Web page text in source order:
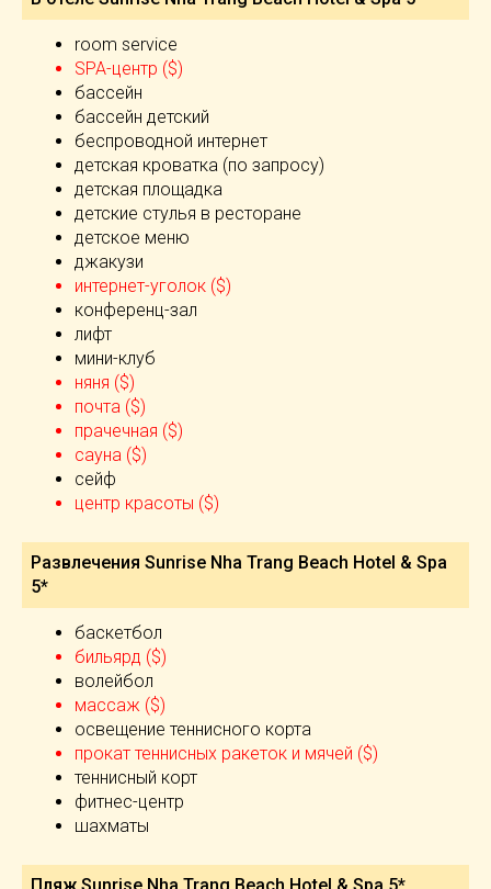
room service
SPA-центр ($)
бассейн
бассейн детский
беспроводной интернет
детская кроватка (по запросу)
детская площадка
детские стулья в ресторане
детское меню
джакузи
интернет-уголок ($)
конференц-зал
лифт
мини-клуб
няня ($)
почта ($)
прачечная ($)
сауна ($)
сейф
центр красоты ($)
Развлечения Sunrise Nha Trang Beach Hotel & Spa
5*
баскетбол
бильярд ($)
волейбол
массаж ($)
освещение теннисного корта
прокат теннисных ракеток и мячей ($)
теннисный корт
фитнес-центр
шахматы
Пляж Sunrise Nha Trang Beach Hotel & Spa 5*